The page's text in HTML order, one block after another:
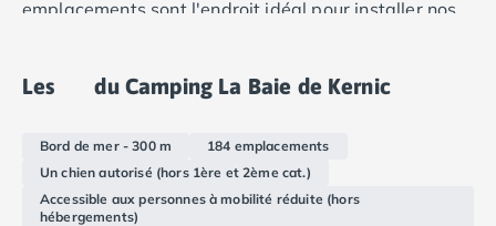
Camping Aude
Camping Gruissan
Camping Sigean
Camping Gard
Camping Aigues-Mortes
emplacements sont l'endroit idéal pour installer nos
Les du Camping La Baie de Kernic
Bord de mer - 300 m
184 emplacements
Un chien autorisé (hors 1ère et 2ème cat.)
Accessible aux personnes à mobilité réduite (hors
hébergements)